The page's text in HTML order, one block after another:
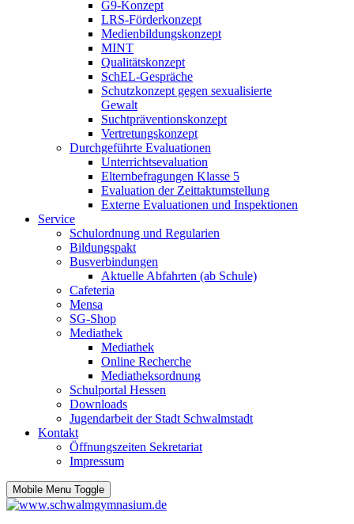
G9-Konzept
LRS-Förderkonzept
Medienbildungskonzept
MINT
Qualitätskonzept
SchEL-Gespräche
Schutzkonzept gegen sexualisierte
Gewalt
Suchtpräventionskonzept
Vertretungskonzept
Durchgeführte Evaluationen
Unterrichtsevaluation
Elternbefragungen Klasse 5
Evaluation der Zeittaktumstellung
Externe Evaluationen und Inspektionen
Service
Schulordnung und Regularien
Bildungspakt
Busverbindungen
Aktuelle Abfahrten (ab Schule)
Cafeteria
Mensa
SG-Shop
Mediathek
Mediathek
Online Recherche
Mediatheksordnung
Schulportal Hessen
Downloads
Jugendarbeit der Stadt Schwalmstadt
Kontakt
Öffnungszeiten Sekretariat
Impressum
Mobile Menu Toggle